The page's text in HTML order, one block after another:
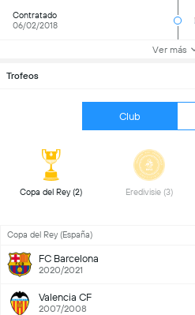
Contratado
06/02/2018
Ver más
Trofeos
Club
Eredivisie (3)
Copa del Rey (España)
FC Barcelona
2020/2021
Valencia CF
2007/2008